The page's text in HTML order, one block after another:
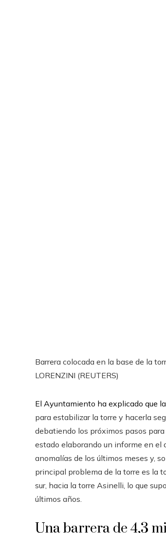
Barrera colocada en la base de la
LORENZINI (REUTERS)
El Ayuntamiento ha explicado que
para estabilizar la torre y hacerla
debatiendo los próximos pasos
estado elaborando un informe en el
anomalías de los últimos meses y,
principal problema de la torre es la
sur, hacia la torre Asinelli, lo que
últimos años.
Una barrera de 4,3